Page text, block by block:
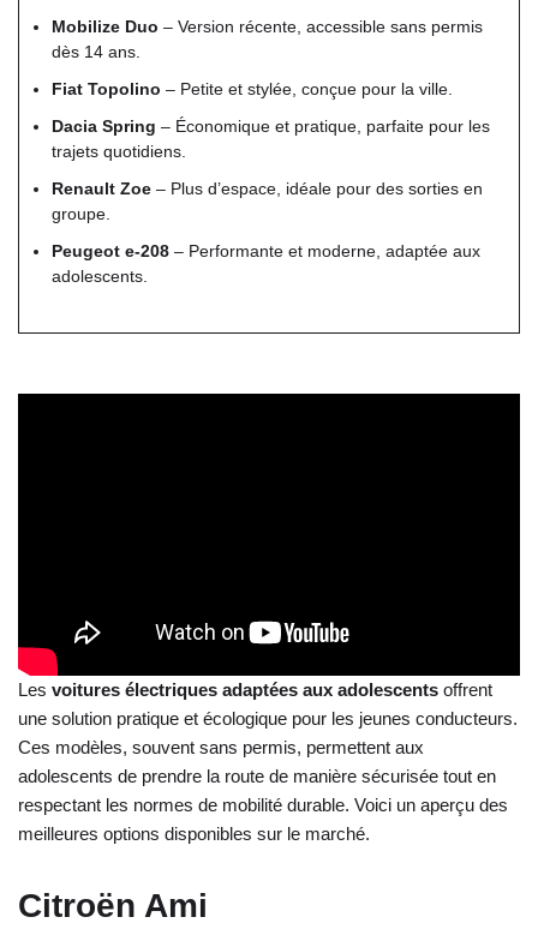
Mobilize Duo – Version récente, accessible sans permis
dès 14 ans.
Fiat Topolino – Petite et stylée, conçue pour la ville.
Dacia Spring – Économique et pratique, parfaite pour les
trajets quotidiens.
Renault Zoe– Plus d’espace, idéale pour des sorties en
groupe.
Peugeot e-208– Performante et moderne, adaptée aux
adolescents.
Les voitures électriques adaptées aux adolescents offrent
une solution pratique et écologique pour les jeunes conducteurs.
Ces modèles, souvent sans permis, permettent aux
adolescents de prendre la route de manière sécurisée tout en
respectant les normes de mobilité durable. Voici un aperçu des
meilleures options disponibles sur le marché.
Citroën Ami